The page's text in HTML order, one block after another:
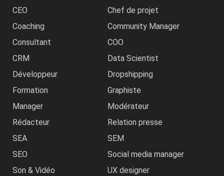
CEO
Chef de projet
Coaching
Community Manager
Consultant
COO
CRM
Data Scientist
Développeur
Dropshipping
Formation
Graphiste
Manager
Modérateur
Rédacteur
Relation presse
SEA
SEM
SEO
Social media manager
Son & Vidéo
UX designer